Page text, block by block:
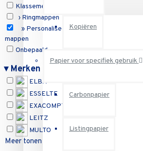
Kopiëren
Papier voor specifiek gebruik
Carbonpapier
Listingpapier
Klassement en archivering
› Ringmappen
» Personaliseerbare
mappen
Onbepaald
▾Merken
ELBA
ESSELTE
EXACOMPTA
LEITZ
MULTO
Meer tonen